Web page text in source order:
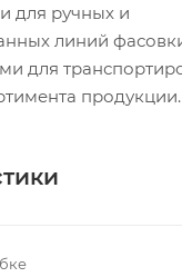
для ручных и
линий
для
продукции.